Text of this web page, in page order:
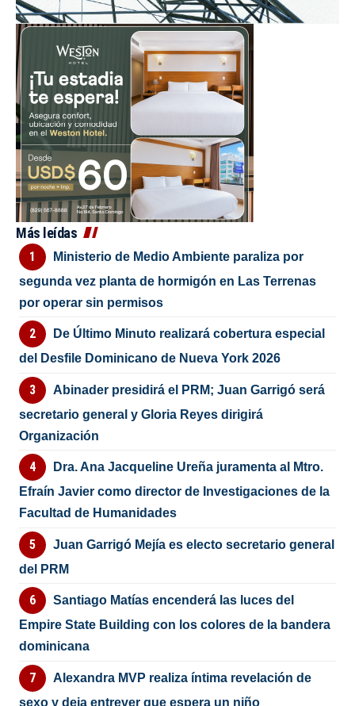
Más leídas
Ministerio de Medio Ambiente paraliza por
segunda vez planta de hormigón en Las Terrenas
por operar sin permisos
De Último Minuto realizará cobertura especial
del Desfile Dominicano de Nueva York 2026
Abinader presidirá el PRM; Juan Garrigó será
secretario general y Gloria Reyes dirigirá
Organización
Dra. Ana Jacqueline Ureña juramenta al Mtro.
Efraín Javier como director de Investigaciones de la
Facultad de Humanidades
Juan Garrigó Mejía es electo secretario general
del PRM
Santiago Matías encenderá las luces del
Empire State Building con los colores de la bandera
dominicana
Alexandra MVP realiza íntima revelación de
sexo y deja entrever que espera un niño